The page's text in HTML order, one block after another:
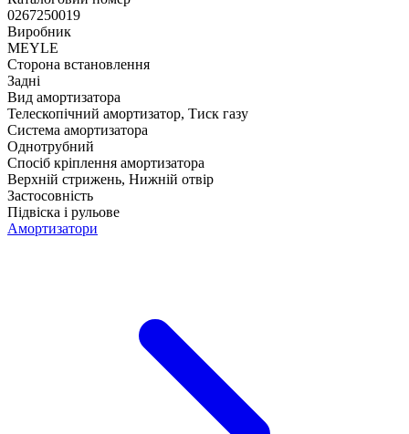
0267250019
Виробник
MEYLE
Сторона встановлення
Задні
Вид амортизатора
Телескопічний амортизатор, Тиск газу
Система амортизатора
Однотрубний
Спосіб кріплення амортизатора
Верхній стрижень, Нижній отвір
Застосовність
Підвіска і рульове
Амортизатори